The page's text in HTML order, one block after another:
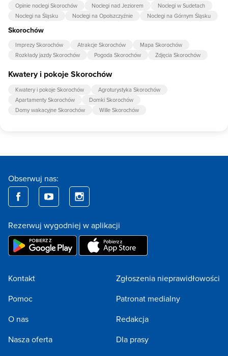
Opinie noclegi Skorochów
Noclegi nad Jeziorem
Noclegi w Sudetach
Noclegi na Śląsku
Noclegi na Opolszczyźnie Noclegi na Górnym Śląsku
Skorochów
Imprezy Skorochów Atrakcje Skorochów
Mapa Skorochów
Rozkłady jazdy Skorochów
Pogoda Skorochów Zdjęcia Skorochów
Kwatery i pokoje Skorochów
Kwatery i pokoje Skorochów
Agroturystyka Skorochów
Apartamenty Skorochów
Domki Skorochów
Domy wakacyjne Skorochów
Wille Skorochów
Obserwuj nas:
Rezerwuj wygodniej w aplikacji
Kontakt
Pomoc
O nas
Nasza oferta
Zgłoszenia nieprawidłowości
Patronat medialny
Redakcja
Dla prasy